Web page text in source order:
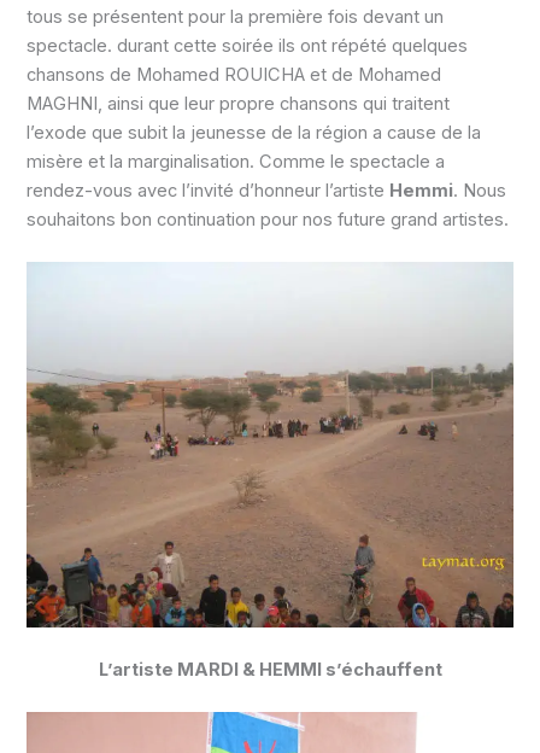
tous se présentent pour la première fois devant un
spectacle. durant cette soirée ils ont répété quelques
chansons de Mohamed ROUICHA et de Mohamed
MAGHNI, ainsi que leur propre chansons qui traitent
l’exode que subit la jeunesse de la région a cause de la
misère et la marginalisation. Comme le spectacle a
rendez-vous avec l’invité d’honneur l’artiste Hemmi. Nous
souhaitons bon continuation pour nos future grand artistes.
L’artiste MARDI & HEMMI s’échauffent